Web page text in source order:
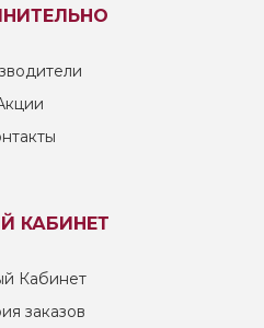
КАБИНЕТ
Кабинет
заказов